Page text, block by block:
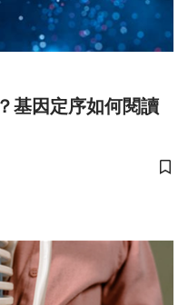
基因定序如何閱讀
儲